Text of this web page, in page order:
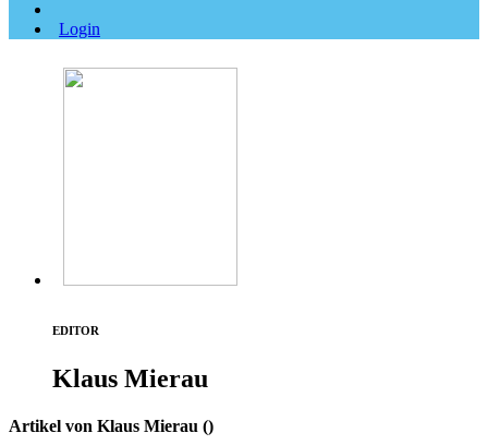
Login
EDITOR
Klaus Mierau
Artikel von Klaus Mierau ()